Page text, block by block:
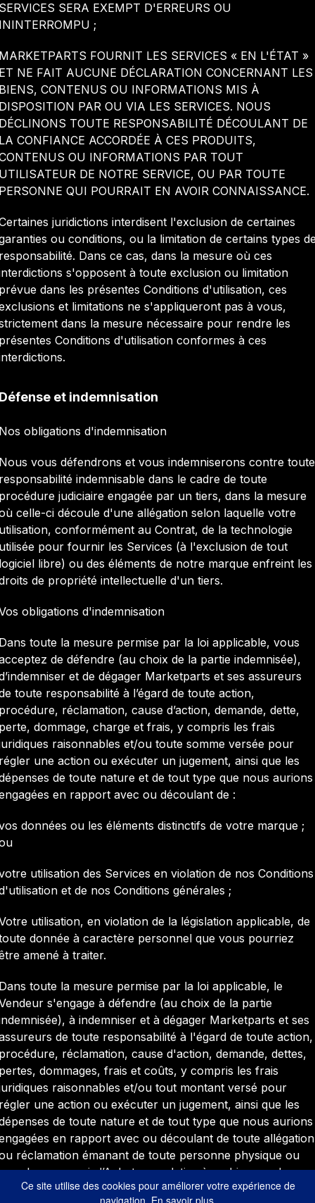
Ce site utilise des cookies pour améliorer votre expérience de
navigation. En savoir plus.
SERA EXEMPT D'ERREURS OU
;
FOURNIT LES SERVICES « EN L'ÉTAT »
NE FAIT AUCUNE DÉCLARATION CONCERNANT LES
CONTENUS OU INFORMATIONS MIS À
PAR OU VIA LES SERVICES. NOUS
TOUTE RESPONSABILITÉ DÉCOULANT DE
CONFIANCE ACCORDÉE À CES PRODUITS,
OU INFORMATIONS PAR TOUT
DE NOTRE SERVICE, OU PAR TOUTE
QUI POURRAIT EN AVOIR CONNAISSANCE.
juridictions interdisent l'exclusion de certaines
ou conditions, ou la limitation de certains types
Dans ce cas, dans la mesure où ces
s'opposent à toute exclusion ou limitation
dans les présentes Conditions d'utilisation, ces
et limitations ne s'appliqueront pas à vous,
dans la mesure nécessaire pour rendre les
Conditions d'utilisation conformes à ces
et indemnisation
obligations d'indemnisation
vous défendrons et vous indemniserons contre toute
indemnisable dans le cadre de toute
judiciaire engagée par un tiers, dans la mesure
celle-ci découle d'une allégation selon laquelle votre
conformément au Contrat, de la technologie
pour fournir les Services (à l'exclusion de tout
libre) ou des éléments de notre marque enfreint les
de propriété intellectuelle d'un tiers.
obligations d'indemnisation
toute la mesure permise par la loi applicable, vous
de défendre (au choix de la partie indemnisée),
et de dégager Marketparts et ses assureurs
toute responsabilité à l’égard de toute action,
réclamation, cause d’action, demande, dette,
dommage, charge et frais, y compris les frais
raisonnables et/ou toute somme versée pour
une action ou exécuter un jugement, ainsi que les
de toute nature et de tout type que nous aurions
en rapport avec ou découlant de :
données ou les éléments distinctifs de votre marque ;
utilisation des Services en violation de nos Conditions
et de nos Conditions générales ;
utilisation, en violation de la législation applicable, de
donnée à caractère personnel que vous pourriez
amené à traiter.
toute la mesure permise par la loi applicable, le
s'engage à défendre (au choix de la partie
à indemniser et à dégager Marketparts et ses
de toute responsabilité à l'égard de toute action,
réclamation, cause d'action, demande, dettes,
dommages, frais et coûts, y compris les frais
raisonnables et/ou tout montant versé pour
une action ou exécuter un jugement, ainsi que les
de toute nature et de tout type que nous aurions
en rapport avec ou découlant de toute allégation
réclamation émanant de toute personne physique ou
y compris l’Acheteur, relative à un bien vendu par
Vendeur via les Services.